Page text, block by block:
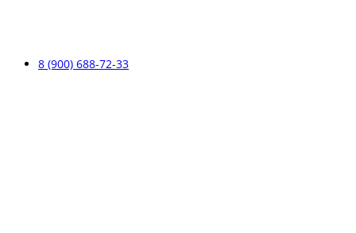
8 (900) 688-72-33